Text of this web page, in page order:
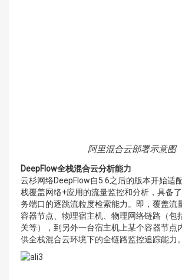
阿里混合云部署示意图
DeepFlow全栈混合云分析能力
云杉网络DeepFlow自5.6之后的版本开始适
栈覆盖网络+应用的流量监控和分析，具备
务端口的逐跳流粒度检索能力。即，覆盖流
容器节点、物理宿主机、物理网络链路（包
关等），到另外一台宿主机上某个容器节点
供全栈混合云环境下的全链路监控追踪能力。